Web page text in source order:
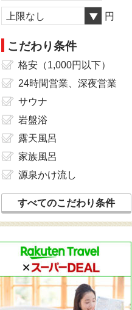
上限なし 円
こだわり条件
格安（1,000円以下）
24時間営業、深夜営業
サウナ
岩盤浴
露天風呂
家族風呂
源泉かけ流し
すべてのこだわり条件